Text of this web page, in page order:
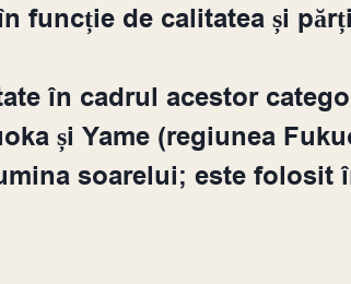
funcție de calitatea și
în cadrul acestor
și Yame (regiunea
soarelui; este